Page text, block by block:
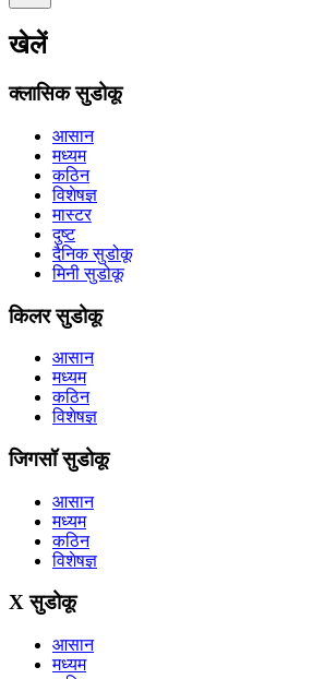
खेलें
क्लासिक सुडोकू
आसान
मध्यम
कठिन
विशेषज्ञ
मास्टर
दुष्ट
दैनिक सुडोकू
मिनी सुडोकू
किलर सुडोकू
आसान
मध्यम
कठिन
विशेषज्ञ
जिगसॉ सुडोकू
आसान
मध्यम
कठिन
विशेषज्ञ
X सुडोकू
आसान
मध्यम